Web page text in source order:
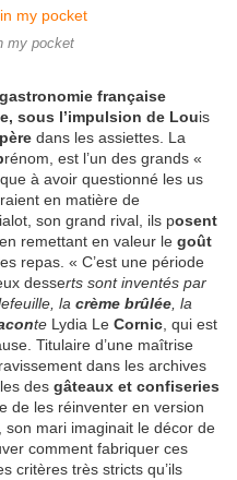
my pocket
française
sous l’impulsion de Louis
dans les assiettes. La
rénom, est l’un des grands «
à avoir questionné les us
en matière de
son grand rival, ils posent
remettant en valeur le goût
repas. « C’est une période
desserts sont inventés par
la crème brûlée , la
te Lydia Le Cornic , qui est
Titulaire d’une maîtrise
dans les archives
des gâteaux et confiseries
de les réinventer en version
mari imaginait le décor de
comment fabriquer ces
critères très stricts qu’ils